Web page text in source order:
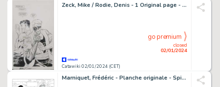
Zeck, Mike / Rodie, Denis - 1 Original page - Eliminator - #1 - 1995
Catawiki 02/01/2024 (CET)
closed
02/01/2024
go premium
Marniquet, Frédéric - Planche originale - Spirits of Scotland T3 - Le Trésor du pendu - (2022)